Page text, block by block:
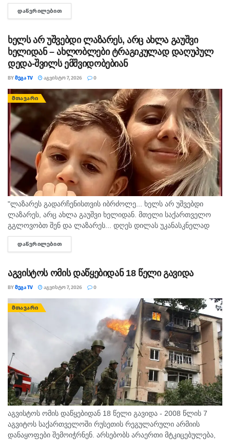
პირობებში მომხდარ მკვლელობებს, გატაცებებსა და სხვა
სახის ძალადობა, - ამ განცხადებით აშშ-ს საელჩო
ᲓᲐᲬᲕᲠᲘᲚᲔᲑᲘᲗ
ხელს არ უშვებდი ლაზარეს, არც ახლა გაუშვი
ხელიდან – ახლობლები ტრაგიკულად დაღუპულ
დედა-შვილს ემშვიდობებიან
BYᲛᲔᲒᲐ TV ᲐᲒᲕᲘᲡᲢᲝ 7, 2026 0
ᲛᲗᲐᲕᲐᲠᲘ
"ლაზარეს გადარჩენისთვის იბრძოლე... ხელს არ უშვებდი
ლაზარეს, არც ახლა გაუშვი ხელიდან. მთელი საქართველო
გგლოვობთ შენ და ლაზარეს... დღეს დილას უკანასკნელად
მომესალმე, თურმე. ისღა დაგვრჩა ნუგეშად, შენი თავი
გვაპოვნინო..." - 6...
ᲓᲐᲬᲕᲠᲘᲚᲔᲑᲘᲗ
აგვისტოს ომის დაწყებიდან 18 წელი გავიდა
BYᲛᲔᲒᲐ TV ᲐᲒᲕᲘᲡᲢᲝ 7, 2026 0
ᲛᲗᲐᲕᲐᲠᲘ
აგვისტოს ომის დაწყებიდან 18 წელი გავიდა - 2008 წლის 7
აგვიტოს საქართველოში რუსეთის რეგულარული არმიის
დანაყოფები შემოიჭრნენ. არსებობს არაერთი მტკიცებულება,